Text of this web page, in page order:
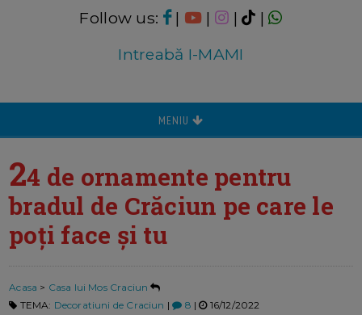
Follow us: | | |
|
Intreabă I-MAMI
MENIU
24 de ornamente pentru
bradul de Crăciun pe care le
poți face și tu
Acasa > Casa lui Mos Craciun
TEMA: Decoratiuni de Craciun | 8 | 16/12/2022